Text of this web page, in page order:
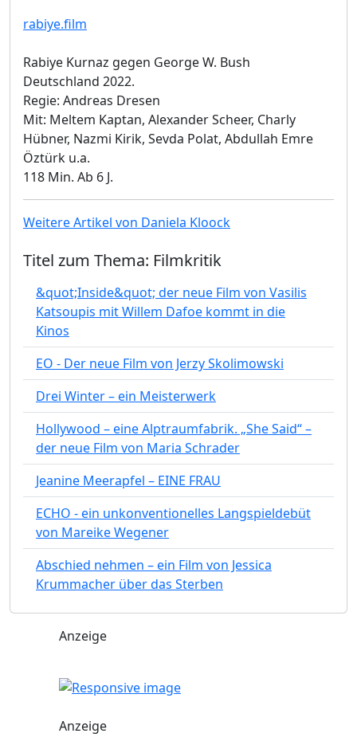
rabiye.film
Rabiye Kurnaz gegen George W. Bush
Deutschland 2022.
Regie: Andreas Dresen
Mit: Meltem Kaptan, Alexander Scheer, Charly
Hübner, Nazmi Kirik, Sevda Polat, Abdullah Emre
Öztürk u.a.
118 Min. Ab 6 J.
Weitere Artikel von Daniela Kloock
Titel zum Thema: Filmkritik
&quot;Inside&quot; der neue Film von Vasilis
Katsoupis mit Willem Dafoe kommt in die
Kinos
EO - Der neue Film von Jerzy Skolimowski
Drei Winter – ein Meisterwerk
Hollywood – eine Alptraumfabrik. „She Said“ –
der neue Film von Maria Schrader
Jeanine Meerapfel – EINE FRAU
ECHO - ein unkonventionelles Langspieldebüt
von Mareike Wegener
Abschied nehmen – ein Film von Jessica
Krummacher über das Sterben
Anzeige
Anzeige